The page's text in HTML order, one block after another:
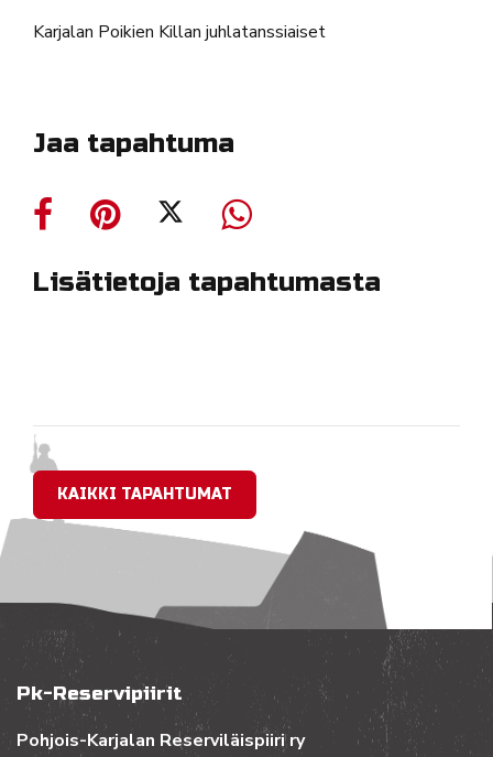
Karjalan Poikien Killan juhlatanssiaiset
Jaa tapahtuma
Lisätietoja tapahtumasta
KAIKKI TAPAHTUMAT
Pk-Reservipiirit
Pohjois-Karjalan Reserviläispiiri ry